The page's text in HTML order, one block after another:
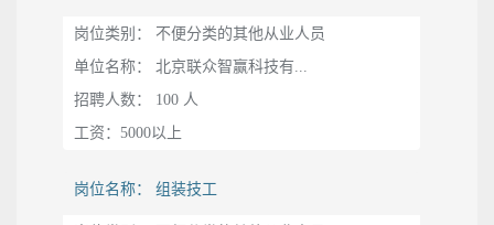
岗位类别： 不便分类的其他从业人员
单位名称： 北京联众智赢科技有...
招聘人数： 100 人
工资：5000以上
岗位名称： 组装技工